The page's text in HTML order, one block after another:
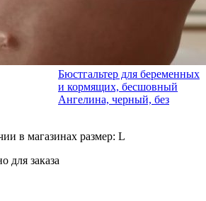
Бюстгальтер для беременных
и кормящих, бесшовный
Ангелина, черный, без
в магазинах размер: L
для заказа